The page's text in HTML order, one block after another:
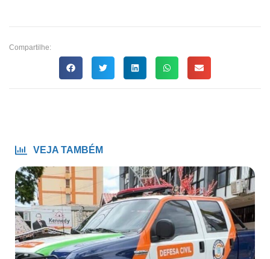
Compartilhe:
VEJA TAMBÉM